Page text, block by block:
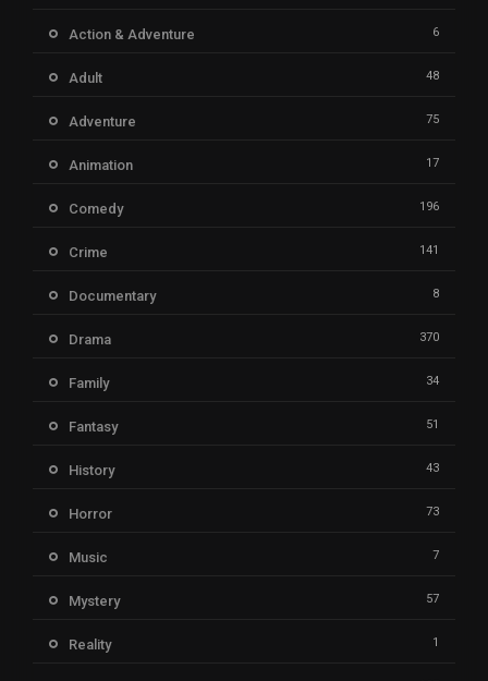
Action & Adventure 6
Adult 48
Adventure 75
Animation 17
Comedy 196
Crime 141
Documentary 8
Drama 370
Family 34
Fantasy 51
History 43
Horror 73
Music 7
Mystery 57
Reality 1